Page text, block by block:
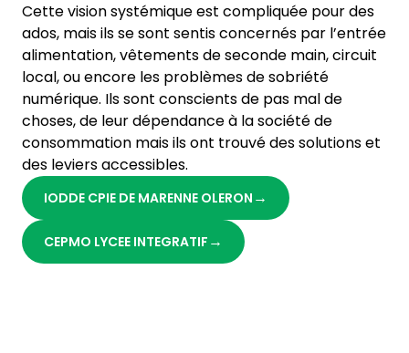
Cette vision systémique est compliquée pour des
ados, mais ils se sont sentis concernés par l’entrée
alimentation, vêtements de seconde main, circuit
local, ou encore les problèmes de sobriété
numérique. Ils sont conscients de pas mal de
choses, de leur dépendance à la société de
consommation mais ils ont trouvé des solutions et
des leviers accessibles.
IODDE CPIE DE MARENNE OLERON
CEPMO LYCEE INTEGRATIF